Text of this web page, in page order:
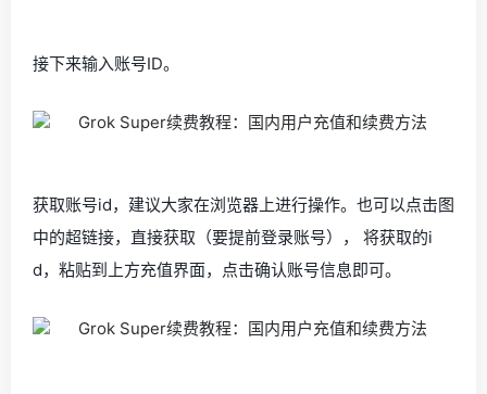
接下来输入账号ID。
获取账号id，建议大家在浏览器上进行操作。也可以点击图
中的超链接，直接获取（要提前登录账号）， 将获取的i
d，粘贴到上方充值界面，点击确认账号信息即可。